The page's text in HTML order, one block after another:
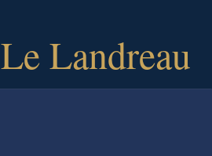
Le Landreau